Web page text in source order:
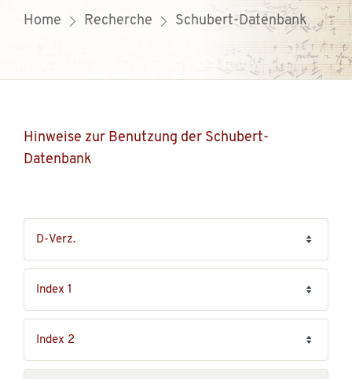
Home Recherche Schubert-Datenbank
Hinweise zur Benutzung der Schubert-
Datenbank